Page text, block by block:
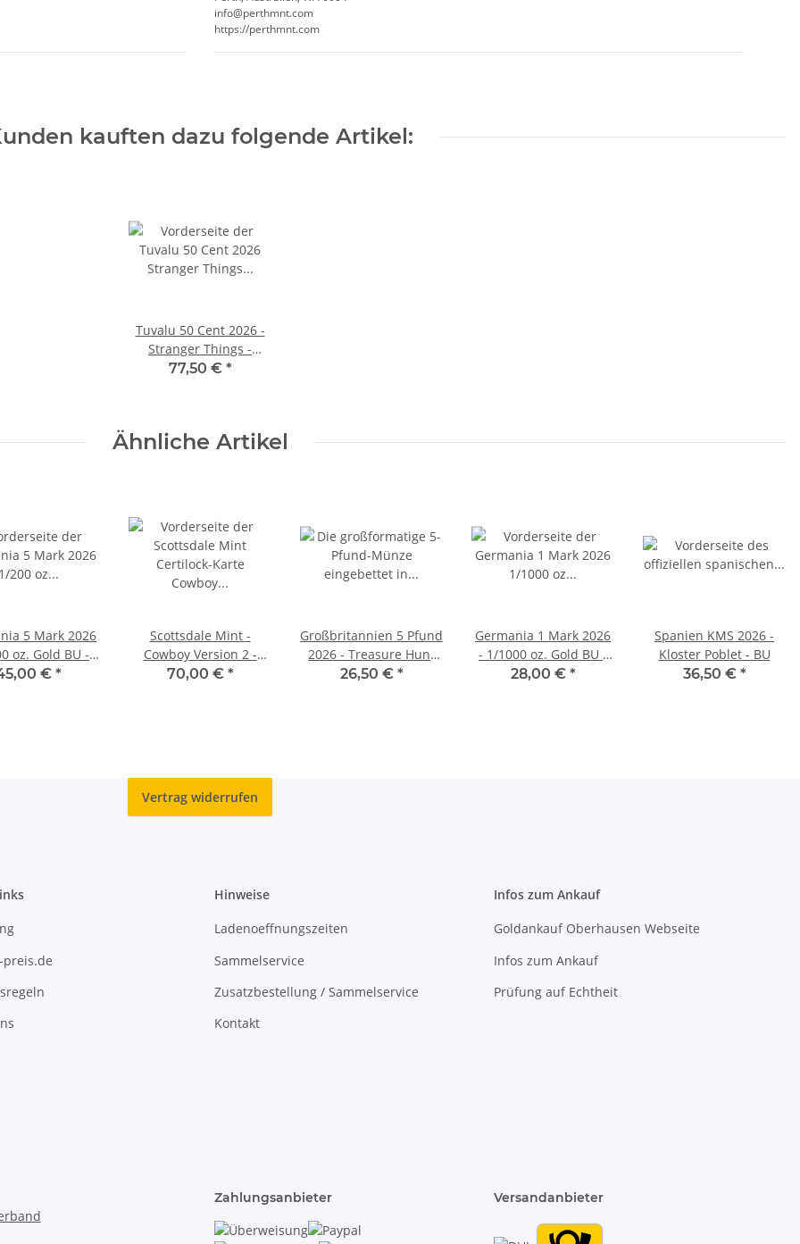
info@perthmnt.com
https://perthmnt.com
kauften dazu folgende Artikel:
Tuvalu 50 Cent 2026 -
Stranger Things -
Eleven & Vecna - 1/2 oz
77,50 € *
Ähnliche Artikel
5 Mark 2026
oz. Gold BU -
Safepack
€ *
Scottsdale Mint -
Cowboy Version 2 -
1/100 oz Gold in
70,00 € *
Großbritannien 5 Pfund
2026 - Treasure Hunt
BU
26,50 € *
Germania 1 Mark 2026
- 1/1000 oz. Gold BU -
Safepack
28,00 € *
Spanien KMS 2026 -
Kloster Poblet - BU
36,50 € *
Vertrag widerrufen
Hinweise
Ladenoeffnungszeiten
Sammelservice
Zusatzbestellung / Sammelservice
Kontakt
Infos zum Ankauf
Goldankauf Oberhausen Webseite
Infos zum Ankauf
Prüfung auf Echtheit
Zahlungsanbieter Versandanbieter